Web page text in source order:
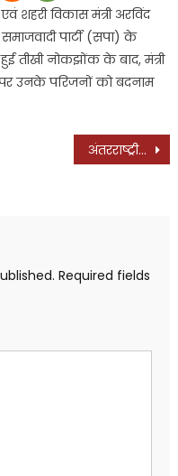
शहरी विकास मंत्री अरविंद
पार्टी (सपा) के
तीखी नोकझोंक के बाद, मंत्री
उनके परिजनों को बदनाम
अंतरराष्ट्रीय परिवार दिवस : कोरोना ने ली मां-बाप की जान, किशोर को ले गए मामा
Required fields